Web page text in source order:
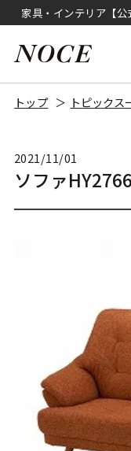
家具・インテリア【
トップ トピックス
2021/11/01
ソファ